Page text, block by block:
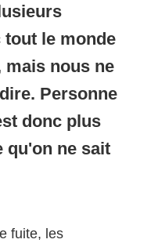
le monde
mais nous ne
Personne
donc plus
qu'on ne sait
fuite, les